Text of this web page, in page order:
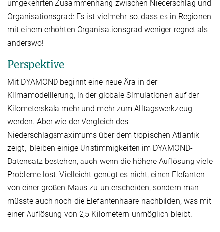
umgekehrten Zusammenhang zwischen Niederschlag und
Organisationsgrad: Es ist vielmehr so, dass es in Regionen
mit einem erhöhten Organisationsgrad weniger regnet als
anderswo!
Perspektive
Mit DYAMOND beginnt eine neue Ära in der
Klimamodellierung, in der globale Simulationen auf der
Kilometerskala mehr und mehr zum Alltagswerkzeug
werden. Aber wie der Vergleich des
Niederschlagsmaximums über dem tropischen Atlantik
zeigt, bleiben einige Unstimmigkeiten im DYAMOND-
Datensatz bestehen, auch wenn die höhere Auflösung viele
Probleme löst. Vielleicht genügt es nicht, einen Elefanten
von einer großen Maus zu unterscheiden, sondern man
müsste auch noch die Elefantenhaare nachbilden, was mit
einer Auflösung von 2,5 Kilometern unmöglich bleibt.